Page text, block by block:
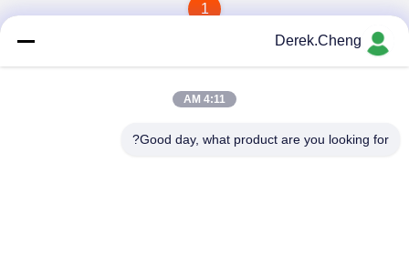
1
Derek.Cheng
4:11 AM
Good day, what product are you looking for?